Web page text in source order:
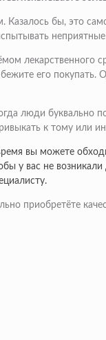
Казалось бы, это
лекарственного
его
люди буквально
к тому или
вы можете
у вас не
приобретёте